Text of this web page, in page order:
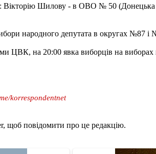
Вікторію Шилову - в ОВО № 50
народного депутата в округах №87 і
ЦВК, на 20:00 явка виборців на виборах
korrespondentnet
щоб повідомити про це редакцію.